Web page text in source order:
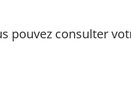
pouvez consulter